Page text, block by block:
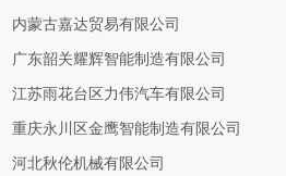
内蒙古嘉达贸易有限公司
广东韶关耀辉智能制造有限公司
江苏雨花台区力伟汽车有限公司
重庆永川区金鹰智能制造有限公司
河北秋伦机械有限公司